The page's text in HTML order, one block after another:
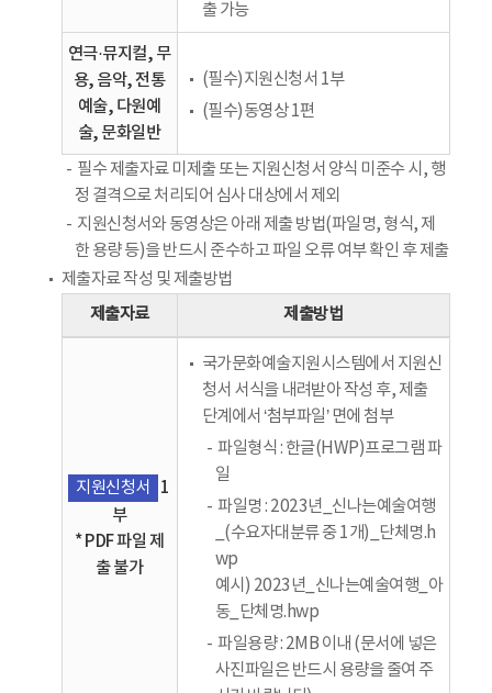
출 가능
연극·뮤지컬, 무
용, 음악, 전통
예술, 다원예
술, 문화일반
(필수)지원신청서 1부
(필수)동영상 1편
필수 제출자료 미제출 또는 지원신청서 양식 미준수 시, 행
정 결격으로 처리되어 심사 대상에서 제외
지원신청서와 동영상은 아래 제출 방법(파일명, 형식, 제
한 용량 등)을 반드시 준수하고 파일 오류 여부 확인 후 제출
제출자료 작성 및 제출방법
제출자료
제출방법
지원신청서
1
부
* PDF 파일 제
출 불가
국가문화예술지원시스템에서 지원신
청서 서식을 내려받아 작성 후, 제출
단계에서 ‘첨부파일’ 면에 첨부
파일형식 : 한글(HWP)프로그램 파
일
파일명 : 2023년_신나는예술여행
_(수요자대분류 중 1개)_단체명.h
wp
예시) 2023년_신나는예술여행_아
동_단체명.hwp
파일용량 : 2MB 이내 (문서에 넣은
사진파일은 반드시 용량을 줄여 주